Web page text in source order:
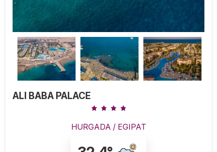
ALI BABA PALACE
HURGADA / EGIPAT